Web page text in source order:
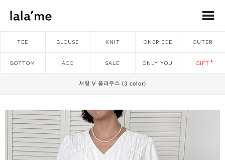
TEE BLOUSE KNIT ONEPIECE OUTER
BOTTOM ACC SALE ONLY YOU GIFT
셔링 V 블라우스 (3 color)